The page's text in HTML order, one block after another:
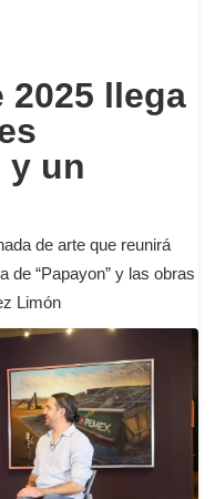
2025 llega
y un
de arte que reunirá
de “Papayon” y las obras
Limón